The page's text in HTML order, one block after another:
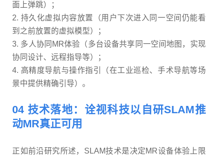
面上弹跳）；
2. 持久化虚拟内容放置（用户下次进入同一空间仍能看
到之前放置的虚拟模型）；
3. 多人协同MR体验（多台设备共享同一空间地图，实现
协同设计、远程指导等）；
4. 高精度导航与操作指引（在工业巡检、手术导航等场
景中提供精确引导）。
04 技术落地：诠视科技以自研SLAM推
动MR真正可用
正如前沿研究所述，SLAM技术是决定MR设备体验上限